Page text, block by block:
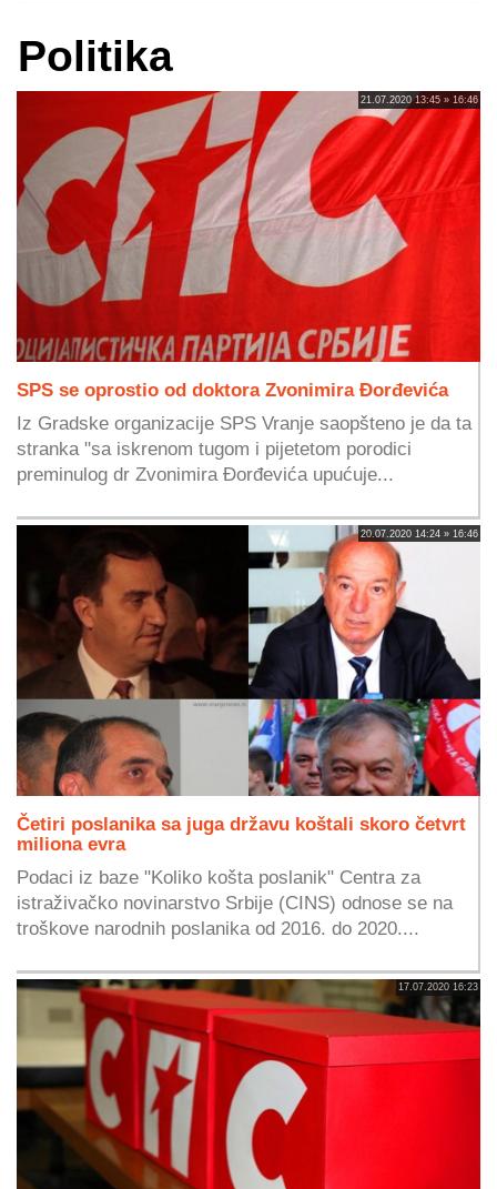
Politika
21.07.2020 13:45 » 16:46
SPS se oprostio od doktora Zvonimira Đorđevića
Iz Gradske organizacije SPS Vranje saopšteno je da ta
stranka "sa iskrenom tugom i pijetetom porodici
preminulog dr Zvonimira Đorđevića upućuje...
20.07.2020 14:24 » 16:46
Četiri poslanika sa juga državu koštali skoro četvrt
miliona evra
Podaci iz baze "Koliko košta poslanik" Centra za
istraživačko novinarstvo Srbije (CINS) odnose se na
troškove narodnih poslanika od 2016. do 2020....
17.07.2020 16:23